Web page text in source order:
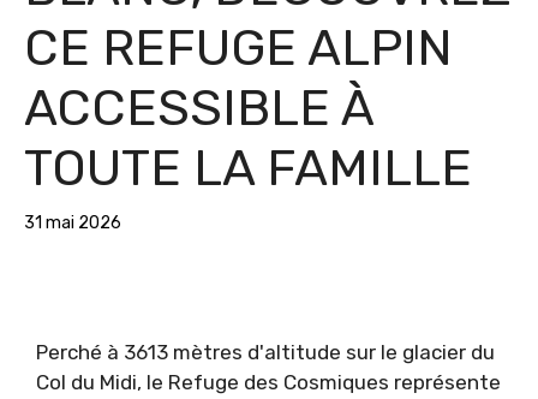
CE REFUGE ALPIN
ACCESSIBLE À
TOUTE LA FAMILLE
31 mai 2026
Perché à 3613 mètres d'altitude sur le glacier du
Col du Midi, le Refuge des Cosmiques représente